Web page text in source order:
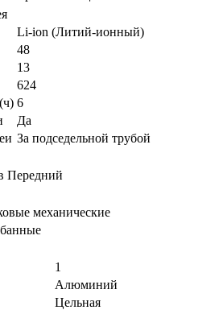
Li-ion (Литий-ионный)
48
13
624
6
Да
За подседельной трубой
Передний
механические
1
Алюминий
Цельная